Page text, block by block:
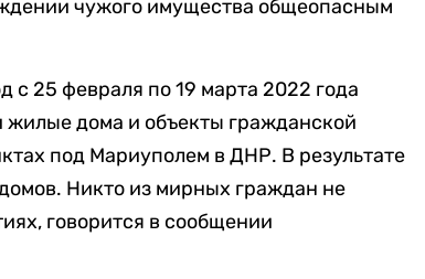
чужого имущества общеопасным
с 25 февраля по 19 марта 2022 года
жилые дома и объекты гражданской
под Мариуполем в ДНР. В результате
Никто из мирных граждан не
говорится в сообщении